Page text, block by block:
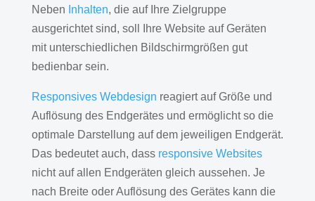
Neben Inhalten, die auf Ihre Zielgruppe
ausgerichtet sind, soll Ihre Website auf Geräten
mit unterschiedlichen Bildschirmgrößen gut
bedienbar sein.
Responsives Webdesign reagiert auf Größe und
Auflösung des Endgerätes und ermöglicht so die
optimale Darstellung auf dem jeweiligen Endgerät.
Das bedeutet auch, dass responsive Websites
nicht auf allen Endgeräten gleich aussehen. Je
nach Breite oder Auflösung des Gerätes kann die